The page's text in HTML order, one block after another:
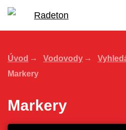
Úvod Vodovody
Markery
Markery